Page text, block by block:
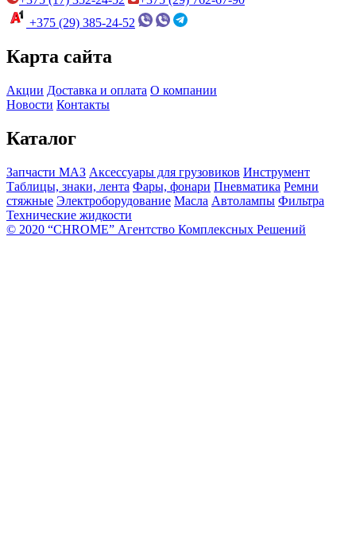
+375 (29) 385-24-52
Карта сайта
Акции Доставка и оплата О компании
Новости Контакты
Каталог
Запчасти МАЗ Аксессуары для грузовиков Инструмент
Таблицы, знаки, лента Фары, фонари Пневматика Ремни
стяжные Электроборудование Масла Автолампы Фильтра
Технические жидкости
© 2020 “CHROME” Агентство Комплексных Решений